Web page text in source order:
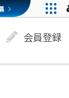
会員登録